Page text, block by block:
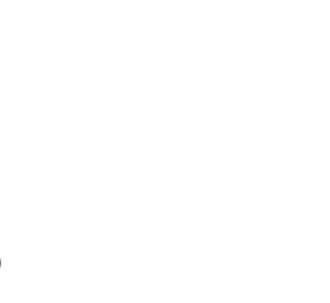
C_k x^k \\ \frac{dy(x)}{dx}
1} + \sum_{k=1}^\infty (-2